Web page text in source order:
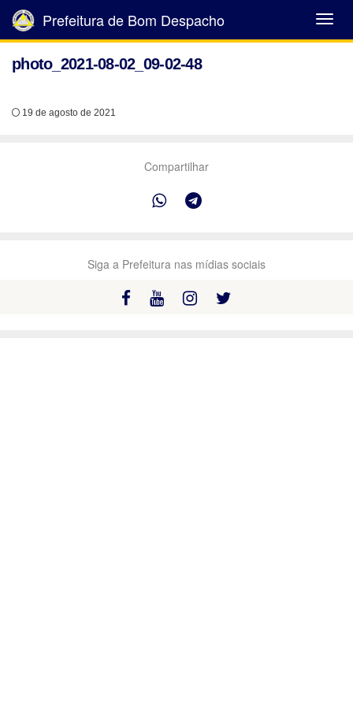
Abrir
Menu
Prefeitura de Bom Despacho
photo_2021-08-02_09-02-48
19 de agosto de 2021
Compartilhar
Siga a Prefeitura nas mídias sociais